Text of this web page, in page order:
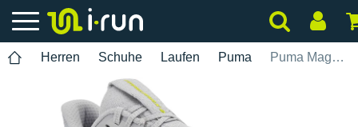
Herren Schuhe Laufen Puma Puma MagMax Nitro 2 Herren